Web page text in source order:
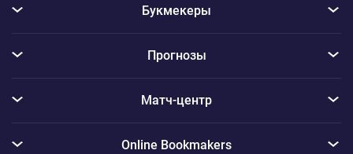
Букмекеры
Прогнозы
Матч-центр
Online Bookmakers